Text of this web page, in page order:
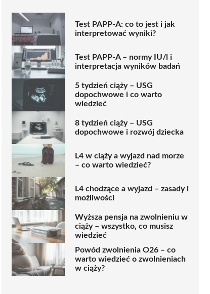
Test PAPP-A: co to jest i jak
interpretować wyniki?
Test PAPP-A – normy IU/l i
interpretacja wyników badań
5 tydzień ciąży – USG
dopochwowe i co warto
wiedzieć
8 tydzień ciąży – USG
dopochwowe i rozwój dziecka
L4 w ciąży a wyjazd nad morze
– co warto wiedzieć?
L4 chodzące a wyjazd – zasady i
możliwości
Wyższa pensja na zwolnieniu w
ciąży – wszystko, co musisz
wiedzieć
Powód zwolnienia O26 – co
warto wiedzieć o zwolnieniach
w ciąży?